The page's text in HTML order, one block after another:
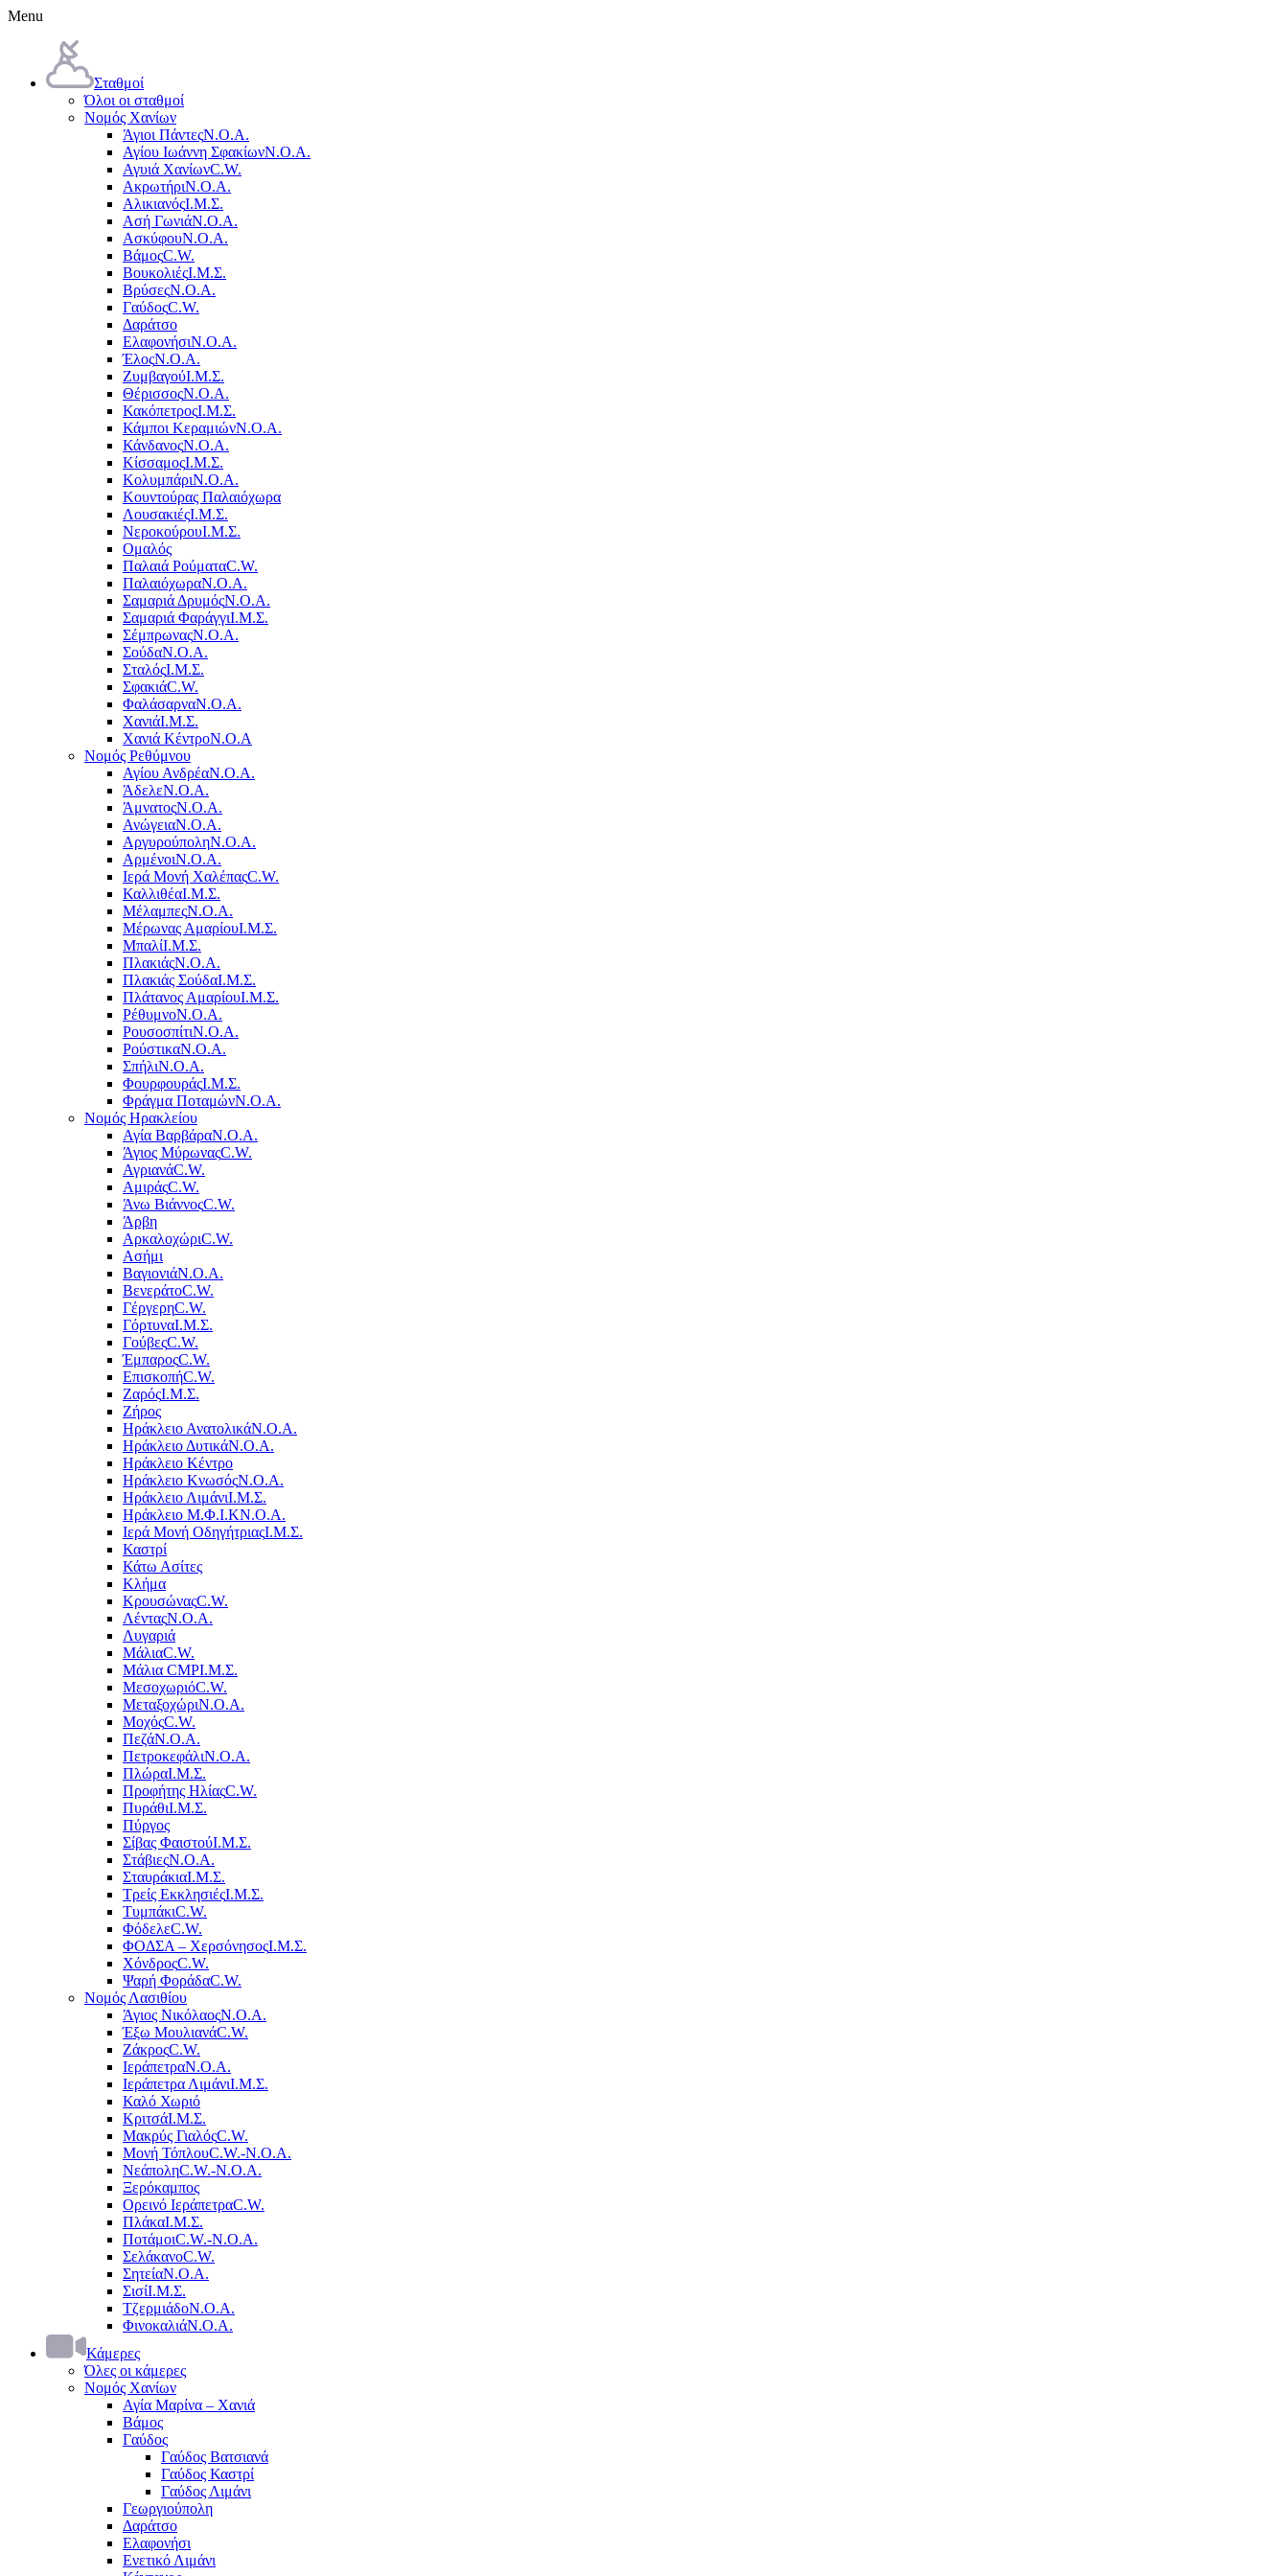
Menu
Σταθμοί
Όλοι οι σταθμοί
Νομός Χανίων
Άγιοι ΠάντεςΝ.Ο.Α.
Αγίου Ιωάννη ΣφακίωνΝ.Ο.Α.
Αγυιά ΧανίωνC.W.
ΑκρωτήριΝ.Ο.Α.
ΑλικιανόςΙ.Μ.Σ.
Ασή ΓωνιάΝ.Ο.Α.
ΑσκύφουΝ.Ο.Α.
ΒάμοςC.W.
ΒουκολιέςΙ.Μ.Σ.
ΒρύσεςΝ.Ο.Α.
ΓαύδοςC.W.
Δαράτσο
ΕλαφονήσιΝ.Ο.Α.
ΈλοςΝ.Ο.Α.
ΖυμβαγούΙ.Μ.Σ.
ΘέρισσοςΝ.Ο.Α.
ΚακόπετροςΙ.Μ.Σ.
Κάμποι ΚεραμιώνΝ.Ο.Α.
ΚάνδανοςΝ.Ο.Α.
ΚίσσαμοςΙ.Μ.Σ.
ΚολυμπάριΝ.Ο.Α.
Κουντούρας Παλαιόχωρα
ΛουσακιέςΙ.Μ.Σ.
ΝεροκούρουΙ.Μ.Σ.
Ομαλός
Παλαιά ΡούματαC.W.
ΠαλαιόχωραΝ.Ο.Α.
Σαμαριά ΔρυμόςΝ.Ο.Α.
Σαμαριά ΦαράγγιΙ.Μ.Σ.
ΣέμπρωναςΝ.Ο.Α.
ΣούδαΝ.Ο.Α.
ΣταλόςΙ.Μ.Σ.
ΣφακιάC.W.
ΦαλάσαρναΝ.Ο.Α.
ΧανιάΙ.Μ.Σ.
Χανιά ΚέντροN.O.A
Νομός Ρεθύμνου
Αγίου ΑνδρέαΝ.Ο.Α.
ΆδελεΝ.Ο.Α.
ΆμνατοςΝ.Ο.Α.
ΑνώγειαΝ.Ο.Α.
ΑργυρούποληΝ.Ο.Α.
ΑρμένοιΝ.Ο.Α.
Ιερά Μονή ΧαλέπαςC.W.
ΚαλλιθέαΙ.Μ.Σ.
ΜέλαμπεςΝ.Ο.Α.
Μέρωνας ΑμαρίουΙ.Μ.Σ.
ΜπαλίΙ.Μ.Σ.
ΠλακιάςΝ.Ο.Α.
Πλακιάς ΣούδαΙ.Μ.Σ.
Πλάτανος ΑμαρίουΙ.Μ.Σ.
ΡέθυμνοΝ.Ο.Α.
ΡουσοσπίτιΝ.Ο.Α.
ΡούστικαΝ.Ο.Α.
ΣπήλιΝ.Ο.Α.
ΦουρφουράςΙ.Μ.Σ.
Φράγμα ΠοταμώνΝ.Ο.Α.
Νομός Ηρακλείου
Αγία ΒαρβάραΝ.Ο.Α.
Άγιος ΜύρωναςC.W.
ΑγριανάC.W.
ΑμιράςC.W.
Άνω ΒιάννοςC.W.
Άρβη
ΑρκαλοχώριC.W.
Ασήμι
ΒαγιονιάΝ.Ο.Α.
ΒενεράτοC.W.
ΓέργερηC.W.
ΓόρτυναΙ.Μ.Σ.
ΓούβεςC.W.
ΈμπαροςC.W.
ΕπισκοπήC.W.
ΖαρόςΙ.Μ.Σ.
Ζήρος
Ηράκλειο ΑνατολικάΝ.Ο.Α.
Ηράκλειο ΔυτικάΝ.Ο.Α.
Ηράκλειο Κέντρο
Ηράκλειο ΚνωσόςΝ.Ο.Α.
Ηράκλειο ΛιμάνιΙ.Μ.Σ.
Ηράκλειο Μ.Φ.Ι.ΚΝ.Ο.Α.
Ιερά Μονή ΟδηγήτριαςΙ.Μ.Σ.
Καστρί
Κάτω Ασίτες
Κλήμα
ΚρουσώναςC.W.
ΛένταςΝ.Ο.Α.
Λυγαριά
ΜάλιαC.W.
Μάλια CMPΙ.Μ.Σ.
ΜεσοχωριόC.W.
ΜεταξοχώριΝ.Ο.Α.
ΜοχόςC.W.
ΠεζάΝ.Ο.Α.
ΠετροκεφάλιΝ.Ο.Α.
ΠλώραΙ.Μ.Σ.
Προφήτης ΗλίαςC.W.
ΠυράθιΙ.Μ.Σ.
Πύργος
Σίβας ΦαιστούΙ.Μ.Σ.
ΣτάβιεςΝ.Ο.Α.
ΣταυράκιαΙ.Μ.Σ.
Τρείς ΕκκλησιέςΙ.Μ.Σ.
ΤυμπάκιC.W.
ΦόδελεC.W.
ΦΟΔΣΑ – ΧερσόνησοςΙ.Μ.Σ.
ΧόνδροςC.W.
Ψαρή ΦοράδαC.W.
Νομός Λασιθίου
Άγιος ΝικόλαοςΝ.Ο.Α.
Έξω ΜουλιανάC.W.
ΖάκροςC.W.
ΙεράπετραΝ.Ο.Α.
Ιεράπετρα ΛιμάνιΙ.Μ.Σ.
Καλό Χωριό
ΚριτσάΙ.Μ.Σ.
Μακρύς ΓιαλόςC.W.
Μονή ΤόπλουC.W.-Ν.Ο.Α.
ΝεάποληC.W.-Ν.Ο.Α.
Ξερόκαμπος
Ορεινό ΙεράπετραC.W.
ΠλάκαΙ.Μ.Σ.
ΠοτάμοιC.W.-Ν.Ο.Α.
ΣελάκανοC.W.
ΣητείαΝ.Ο.Α.
ΣισίΙ.Μ.Σ.
ΤζερμιάδοΝ.Ο.Α.
ΦινοκαλιάΝ.Ο.Α.
Κάμερες
Όλες οι κάμερες
Νομός Χανίων
Αγία Μαρίνα – Χανιά
Βάμος
Γαύδος
Γαύδος Βατσιανά
Γαύδος Καστρί
Γαύδος Λιμάνι
Γεωργιούπολη
Δαράτσο
Ελαφονήσι
Ενετικό Λιμάνι